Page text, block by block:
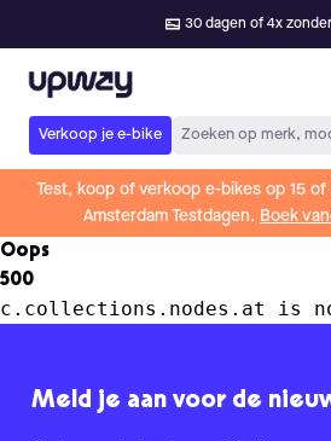
30 dagen of 4x
Upway
Verkoop je e-bike Zoeken op merk,
Test, koop of verkoop e-bikes op 15
Amsterdam Testdagen. Boek
Oops
500
c.collections.nodes.at is
Meld je aan voor de